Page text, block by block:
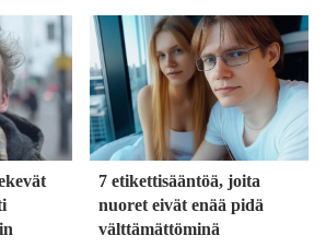
7 etikettisääntöä, joita
nuoret eivät enää pidä
välttämättöminä